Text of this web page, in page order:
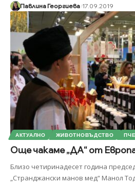
Павлина Георгиева 17.09.2019
АКТУАЛНО ЖИВОТНОВЪДСТВО
Още чакаме „ДА“ от
Близо четиринадесет година
„Странджански манов мед“ Манол